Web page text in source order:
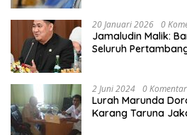
20 Januari 2026 0
Jamaludin Malik:
Seluruh
2 Juni 2024 0 Komentar
Lurah Marunda
Karang Taruna